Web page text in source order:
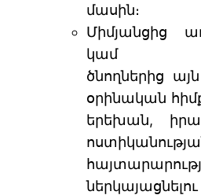
մասին։
Միմյանցից
կամ
ծնողներից
օրինական
երեխան,